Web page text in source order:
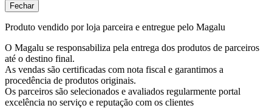
Fechar
Produto vendido por loja parceira e entregue pelo Magalu
O Magalu se responsabiliza pela entrega dos produtos de parceiros
até o destino final.
As vendas são certificadas com nota fiscal e garantimos a
procedência de produtos originais.
Os parceiros são selecionados e avaliados regularmente portal
excelência no serviço e reputação com os clientes